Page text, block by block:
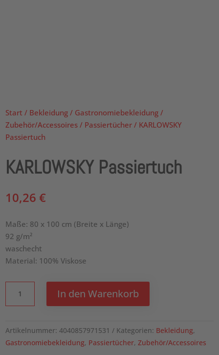
Start / Bekleidung / Gastronomiebekleidung /
Zubehör/Accessoires / Passiertücher / KARLOWSKY
Passiertuch
KARLOWSKY Passiertuch
10,26€
Maße: 80 x 100 cm (Breite x Länge)
92 g/m²
waschecht
Material: 100% Viskose
Passiertuch
In den Warenkorb
Artikelnummer:4040857971531 Kategorien: Bekleidung,
Gastronomiebekleidung, Passiertücher,Zubehör/Accessoires